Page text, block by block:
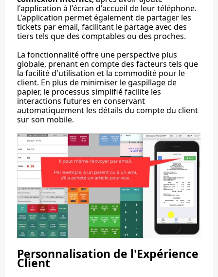
l'application à l'écran d'accueil de leur téléphone.
L'application permet également de partager les
tickets par email, facilitant le partage avec des
tiers tels que des comptables ou des proches.
La fonctionnalité offre une perspective plus
globale, prenant en compte des facteurs tels que
la facilité d'utilisation et la commodité pour le
client. En plus de minimiser le gaspillage de
papier, le processus simplifié facilite les
interactions futures en conservant
automatiquement les détails du compte du client
sur son mobile.
Personnalisation de l'Expérience
Client